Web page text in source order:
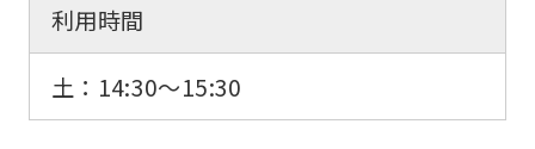
利用時間
土：14:30〜15:30